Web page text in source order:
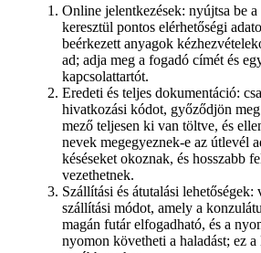
Online jelentkezések: nyújtsa be
keresztül pontos elérhetőségi
beérkezett anyagok
ad; adja meg a fogadó címét és
kapcsolattartót.
Eredeti és teljes dokumentáció:
hivatkozási kódot, győződjön
mező teljesen ki van töltve, és
nevek megegyeznek-e az útlevél
késéseket okoznak, és hosszabb
vezethetnek.
Szállítási és átutalási lehetőségek:
szállítási módot, amely a
magán futár elfogadható, és a
nyomon követheti a haladást; ez a